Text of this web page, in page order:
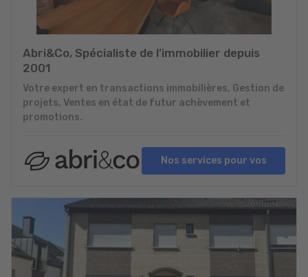
Abri&Co, Spécialiste de l’immobilier depuis
2001
Votre expert en transactions immobilières, Gestion de
projets, Ventes en état de futur achèvement et
promotions.
Nos services pour vos